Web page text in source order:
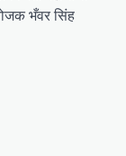
भँवर सिंह